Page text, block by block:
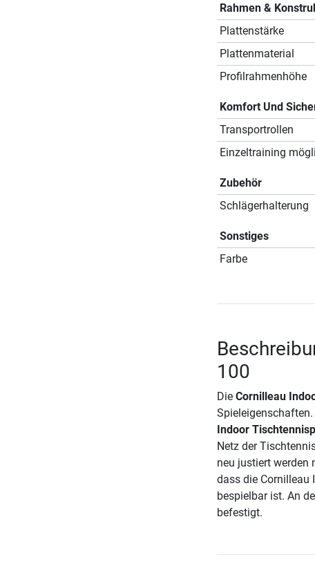
Rahmen &
Plattenstärke
Plattenmaterial
Profilrahmenhöhe
Komfort Und
Transportrollen
Einzeltraining
Zubehör
Schlägerhalterung
Sonstiges
Farbe
100
Die Cornilleau
Indoor
Netz der
neu justiert werden
dass die Cornilleau
bespielbar ist. An
befestigt.